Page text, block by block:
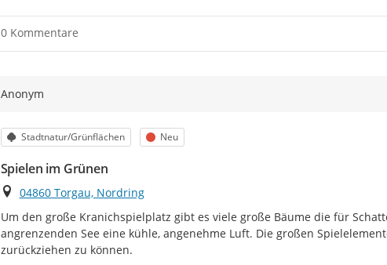
0 Kommentare
Anonym
Kategorie
Stadtnatur/Grünflächen Status
Neu
Spielen im Grünen
Ort
04860 Torgau, Nordring
Um den große Kranichspielplatz gibt es viele große Bäume die für
angrenzenden See eine kühle, angenehme Luft. Die großen
zurückziehen zu können.